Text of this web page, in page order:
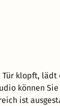
klopft, lädt
können
ist